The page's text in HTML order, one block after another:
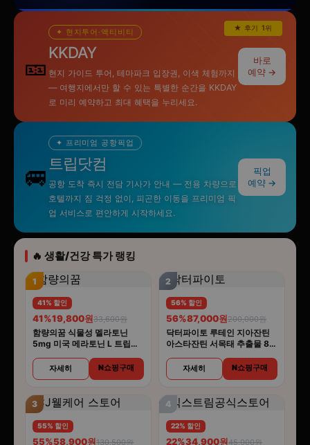
★ 후기 1위
🎫
✦ 현지투어·액티비티
KKDAY
현지 가이드 투어, 테마파크 입장권, 이색 체험까지
— 여행지에서만 할 수 있는 특별한 순간을 KKDAY
로 미리 예약하고 최대 혜택을 누리세요.
바로
예약 →
🚐
✦ 프리미엄 공항픽업
트립닷컴
공항 도착 즉시 전담 기사가 안내 — 전용 차량으로
호텔까지 짐 걱정 없이, 피곤한 이동을 프리미엄 픽
업 서비스로 편안하게 시작하세요.
픽업
예약 →
🔥 생활/건강 특가 랭킹
1
41% 할인
41%19,800원33,600원
함량의꿈 식물성 멜라토닌
5mg 미국 메라토닌 L 트립토
자세히 N쇼핑구매
2
56% 할인
56%87,000원200,000원
닥터파이토 루테인 지아잔틴
아스타잔틴 서목태 추출물 8중
자세히 N쇼핑구매
3
55% 할인
55%58,900원130,500원
4
22% 할인
22%34,900원45,000원